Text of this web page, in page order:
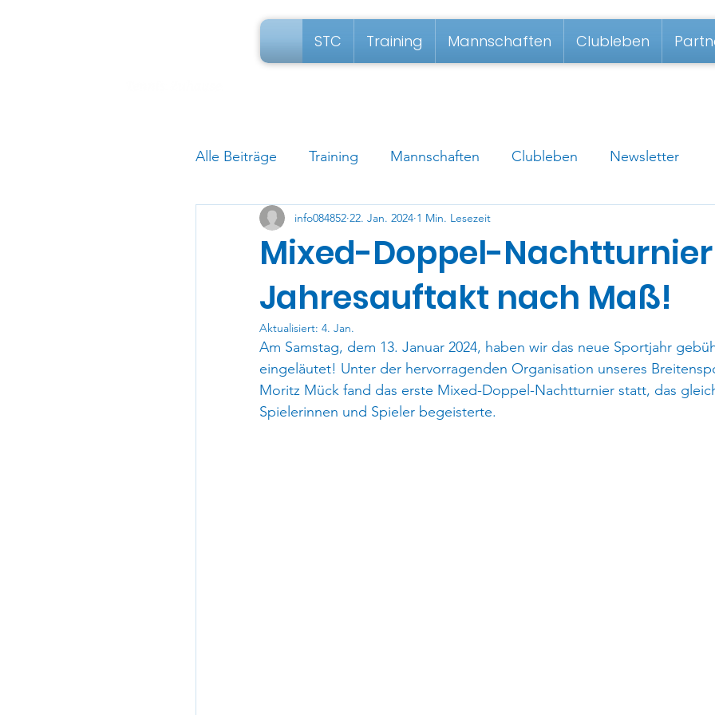
STC Training Mannschaften Clubleben
Alle Beiträge Training Mannschaften Clubleben Newsletter
Mixed-Doppel-
Jahresauftakt nach Maß!
info084852 22. Jan. 2024 1 Min. Lesezeit
Aktualisiert: 4. Jan.
Am Samstag, dem 13. Januar 2024, haben wir das neue Sportjahr
eingeläutet! Unter der hervorragenden Organisation unseres
Moritz Mück fand das erste Mixed-Doppel-Nachtturnier statt, das
Spielerinnen und Spieler begeisterte.